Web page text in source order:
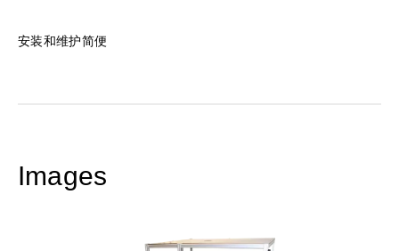
安装和维护简便
Images